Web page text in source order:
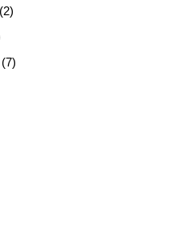
(2)
(7)